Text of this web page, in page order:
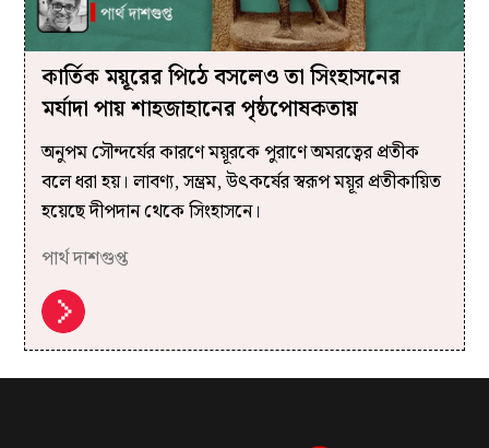
কার্তিক ময়ূরের পিঠে বসলেও তা সিংহাসনের
মর্যাদা পায় শাহজাহানের পৃষ্ঠপোষকতায়
অনুপম সৌন্দর্যের কারণে ময়ূরকে পুরাণে অমরত্বের প্রতীক
বলে ধরা হয়। লাবণ্য, সম্ভ্রম, উৎকর্ষের স্বরূপ ময়ূর প্রতীকায়িত
হয়েছে দীপদান থেকে সিংহাসনে।
পার্থ দাশগুপ্ত